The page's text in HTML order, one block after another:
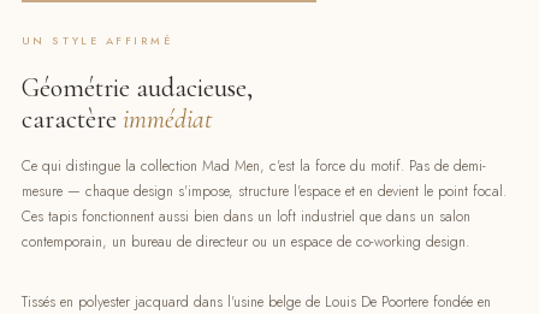
UN STYLE AFFIRMÉ
Géométrie audacieuse,
caractère immédiat
Ce qui distingue la collection Mad Men, c'est la force du motif. Pas de demi-
mesure — chaque design s'impose, structure l'espace et en devient le point focal.
Ces tapis fonctionnent aussi bien dans un loft industriel que dans un salon
contemporain, un bureau de directeur ou un espace de co-working design.
Tissés en polyester jacquard dans l'usine belge de Louis De Poortere fondée en